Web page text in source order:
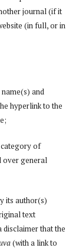
journal (if it
(in full, or in
and
hyperlink to the
category of
over general
its author(s)
text
disclaimer that the
(with a link to